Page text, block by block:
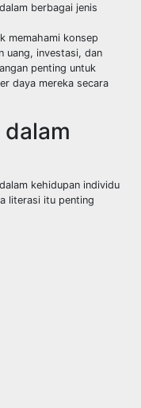
berbagai jenis
memahami konsep
uang, investasi, dan
penting untuk
daya mereka secara
kehidupan individu
literasi itu penting